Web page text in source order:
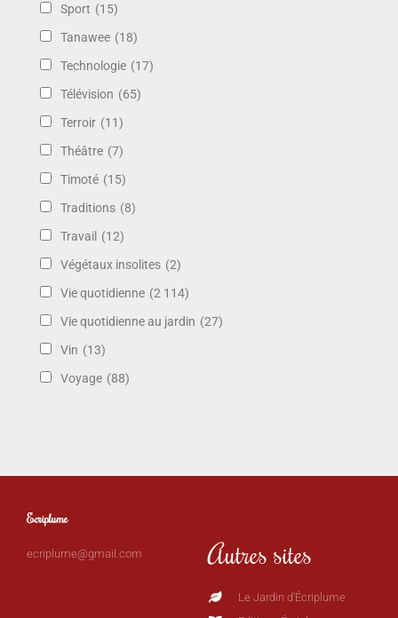
Sport (15)
Tanawee (18)
Technologie (17)
Télévision (65)
Terroir (11)
Théâtre (7)
Timoté (15)
Traditions (8)
Travail (12)
Végétaux insolites (2)
Vie quotidienne (2 114)
Vie quotidienne au jardin (27)
Vin (13)
Voyage (88)
Ecriplume
ecriplume@gmail.com Autres sites
Le Jardin d'Écriplume